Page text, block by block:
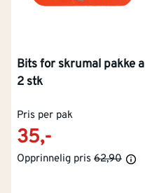
Bits for skrumal pakke a
2 stk
Pris per pak
35,-
Opprinnelig pris 62,90